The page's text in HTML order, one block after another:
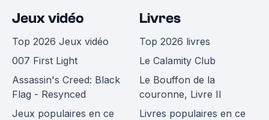
Jeux vidéo
Top 2026 Jeux vidéo
007 First Light
Assassin's Creed: Black
Flag - Resynced
Jeux populaires en ce
Livres
Top 2026 livres
Le Calamity Club
Le Bouffon de la
couronne, Livre II
Livres populaires en ce